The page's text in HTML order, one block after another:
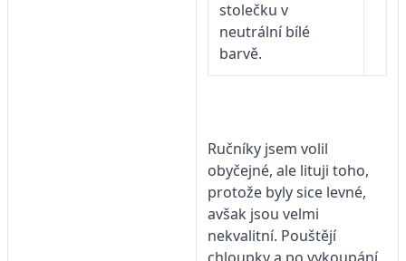
stolečku v
neutrální bílé
barvě.
Ručníky jsem volil
obyčejné, ale lituji toho,
protože byly sice levné,
avšak jsou velmi
nekvalitní. Pouštějí